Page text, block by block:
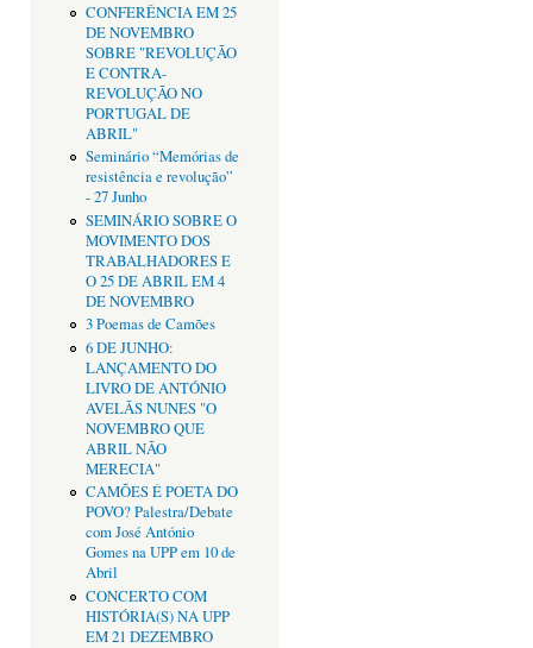
CONFERÊNCIA EM 25
DE NOVEMBRO
SOBRE "REVOLUÇÃO
E CONTRA-
REVOLUÇÃO NO
PORTUGAL DE
ABRIL"
Seminário “Memórias de
resistência e revolução”
- 27 Junho
SEMINÁRIO SOBRE O
MOVIMENTO DOS
TRABALHADORES E
O 25 DE ABRIL EM 4
DE NOVEMBRO
3 Poemas de Camões
6 DE JUNHO:
LANÇAMENTO DO
LIVRO DE ANTÓNIO
AVELÃS NUNES "O
NOVEMBRO QUE
ABRIL NÃO
MERECIA"
CAMÕES É POETA DO
POVO? Palestra/Debate
com José António
Gomes na UPP em 10 de
Abril
CONCERTO COM
HISTÓRIA(S) NA UPP
EM 21 DEZEMBRO